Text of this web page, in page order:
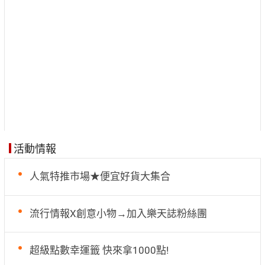
活動情報
人氣特推市場★便宜好貨大集合
流行情報X創意小物→加入樂天誌粉絲團
超級點數幸運籤 快來拿1000點!